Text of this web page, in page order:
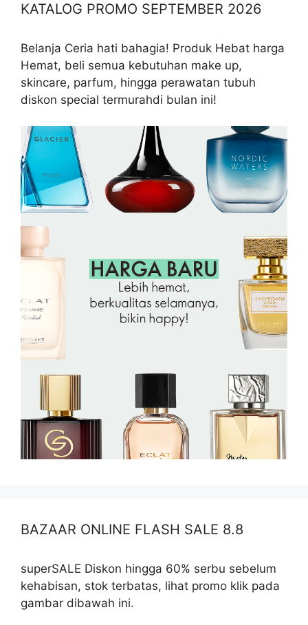
KATALOG PROMO SEPTEMBER 2026
Belanja Ceria hati bahagia! Produk Hebat harga
Hemat, beli semua kebutuhan make up,
skincare, parfum, hingga perawatan tubuh
diskon special termurahdi bulan ini!
BAZAAR ONLINE FLASH SALE 8.8
superSALE Diskon hingga 60% serbu sebelum
kehabisan, stok terbatas, lihat promo klik pada
gambar dibawah ini.